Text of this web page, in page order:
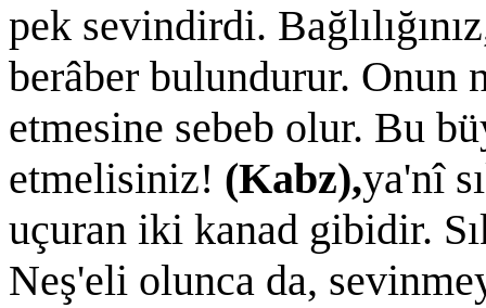
pek sevindirdi.
berâber bulundurur. Onun
etmesine sebeb olur. Bu
etmelisiniz! (Kabz),ya'nî
uçuran iki kanad gibidir.
Neş'eli olunca da,